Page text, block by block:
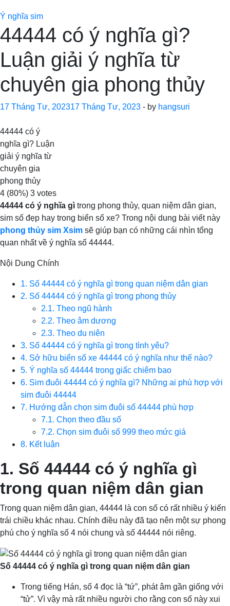
Ý nghĩa sim
44444 có ý nghĩa gì?
Luận giải ý nghĩa từ
chuyên gia phong thủy
17 Tháng Tư, 202317 Tháng Tư, 2023 - by hangsuri
44444 có ý
nghĩa gì? Luận
giải ý nghĩa từ
chuyên gia
phong thủy
4 (80%) 3 votes
44444 có ý nghĩa gì trong phong thủy, quan niệm dân gian,
sim số đẹp hay trong biển số xe? Trong nội dung bài viết này
phong thủy sim Xsim sẽ giúp bạn có những cái nhìn tổng
quan nhất về ý nghĩa số 44444.
Nội Dung Chính
1. Số 44444 có ý nghĩa gì trong quan niệm dân gian
2. Số 44444 có ý nghĩa gì trong phong thủy
2.1. Theo ngũ hành
2.2. Theo âm dương
2.3. Theo du niên
3. Số 44444 có ý nghĩa gì trong tình yêu?
4. Sở hữu biển số xe 44444 có ý nghĩa như thế nào?
5. Ý nghĩa số 44444 trong giấc chiêm bao
6. Sim đuôi 44444 có ý nghĩa gì? Những ai phù hợp với
sim đuôi 44444
7. Hướng dẫn chọn sim đuôi số 44444 phù hợp
7.1. Chọn theo đầu số
7.2. Chọn sim đuôi số 999 theo mức giá
8. Kết luận
1. Số 44444 có ý nghĩa gì
trong quan niệm dân gian
Trong quan niệm dân gian, 44444 là con số có rất nhiều ý kiến
trái chiều khác nhau. Chính điều này đã tạo nên một sự phong
phú cho ý nghĩa số 4 nói chung và số 44444 nói riêng.
Số 44444 có ý nghĩa gì trong quan niệm dân gian
Trong tiếng Hán, số 4 đọc là “tứ”, phát âm gần giống với
“tử”. Vì vậy mà rất nhiều người cho rằng con số này xui